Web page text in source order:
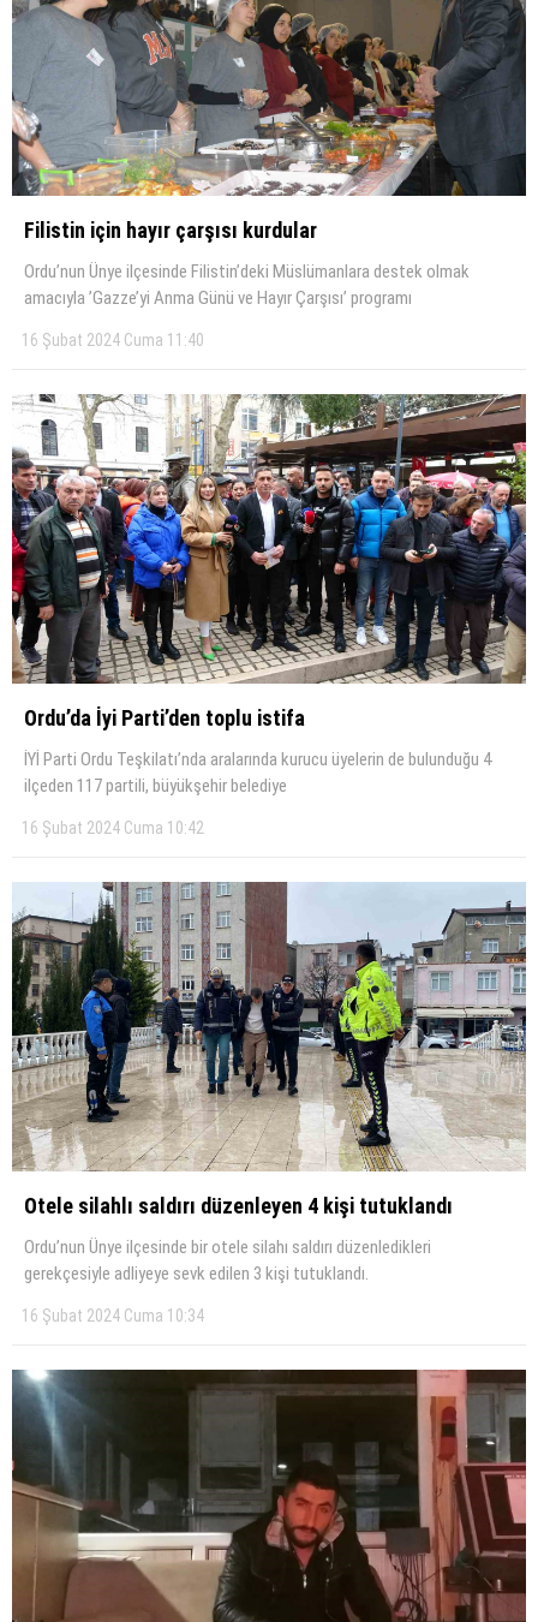
Filistin için hayır çarşısı kurdular
Ordu’nun Ünye ilçesinde Filistin’deki Müslümanlara destek olmak
amacıyla ’Gazze’yi Anma Günü ve Hayır Çarşısı’ programı
16 Şubat 2024 Cuma 11:40
Ordu’da İyi Parti’den toplu istifa
İYİ Parti Ordu Teşkilatı’nda aralarında kurucu üyelerin de bulunduğu 4
ilçeden 117 partili, büyükşehir belediye
16 Şubat 2024 Cuma 10:42
Otele silahlı saldırı düzenleyen 4 kişi tutuklandı
Ordu’nun Ünye ilçesinde bir otele silahı saldırı düzenledikleri
gerekçesiyle adliyeye sevk edilen 3 kişi tutuklandı.
16 Şubat 2024 Cuma 10:34